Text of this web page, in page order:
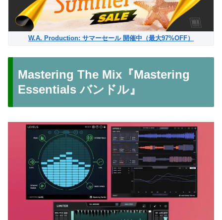
W.A. Production: サマーセール 開催中（最大97%OFF）
Mastering The Mix『Mastering
Essentials バンドル』